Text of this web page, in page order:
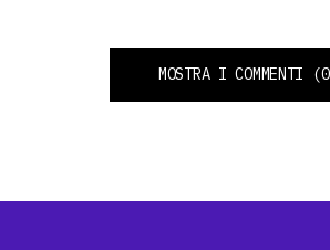
MOSTRA I COMMENTI